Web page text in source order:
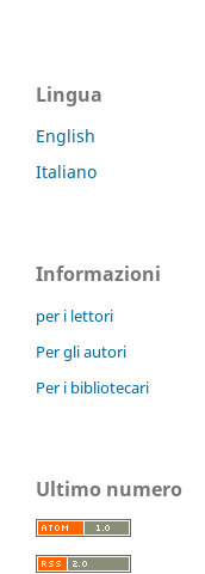
Lingua
English
Italiano
Informazioni
per i lettori
Per gli autori
Per i bibliotecari
Ultimo numero